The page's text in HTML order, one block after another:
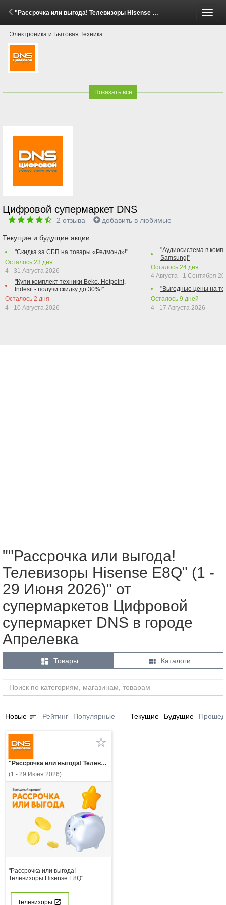
"Рассрочка или выгода! Телевизоры Hisense E8Q" (1 - 29 Июня 2026)
Электроника и Бытовая Техника
Показать все
Цифровой супермаркет DNS
2 отзыва добавить в любимые
Текущие и будущие акции:
"Скидка за СБП на товары «Редмонд»!"
Осталось 23 дня
4 - 31 Августа 2026
"Купи комплект техники Beko, Hotpoint,
Indesit - получи скидку до 30%!"
Осталось 2 дня
4 - 10 Августа 2026
"Аудиосистема в
Samsung!"
Осталось 24 дня
4 Августа - 1 Сентября
"Выгодные цены на
Осталось 9 дней
4 - 17 Августа 2026
""Рассрочка или выгода!
Телевизоры Hisense E8Q" (1 -
29 Июня 2026)" от
супермаркетов Цифровой
супермаркет DNS в городе
Апрелевка
 Товары  Каталоги
Новые sort Рейтинг Популярные Текущие Будущие
"Рассрочка или выгода! Телевизоры Hisense E8Q"
(1 - 29 Июня 2026)
"Рассрочка или выгода!
Телевизоры Hisense E8Q"
Телевизоры